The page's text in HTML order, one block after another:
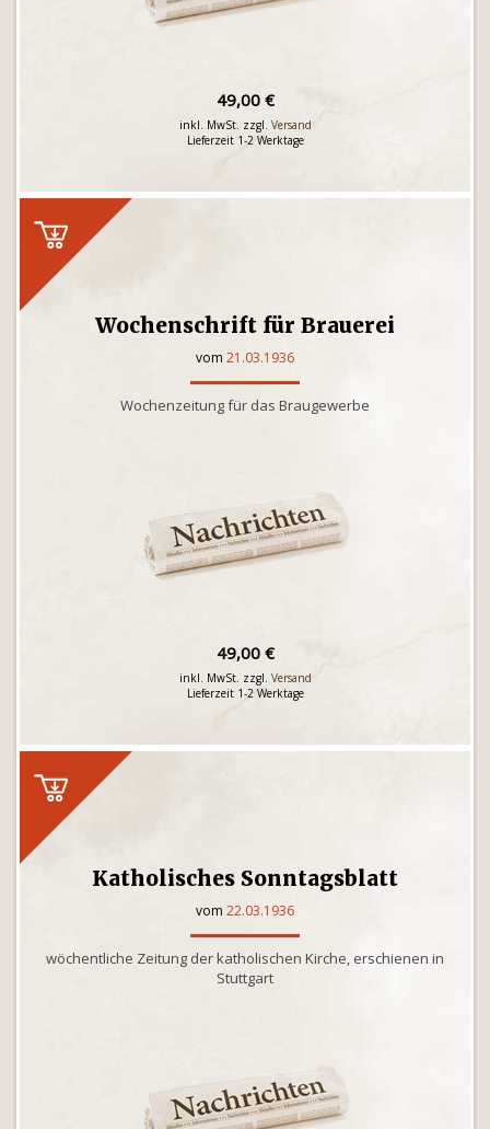
49,00 €
inkl. MwSt. zzgl. Versand
Lieferzeit 1-2 Werktage
Wochenschrift für Brauerei
vom 21.03.1936
Wochenzeitung für das Braugewerbe
49,00 €
inkl. MwSt. zzgl. Versand
Lieferzeit 1-2 Werktage
Katholisches Sonntagsblatt
vom 22.03.1936
wöchentliche Zeitung der katholischen Kirche, erschienen in
Stuttgart